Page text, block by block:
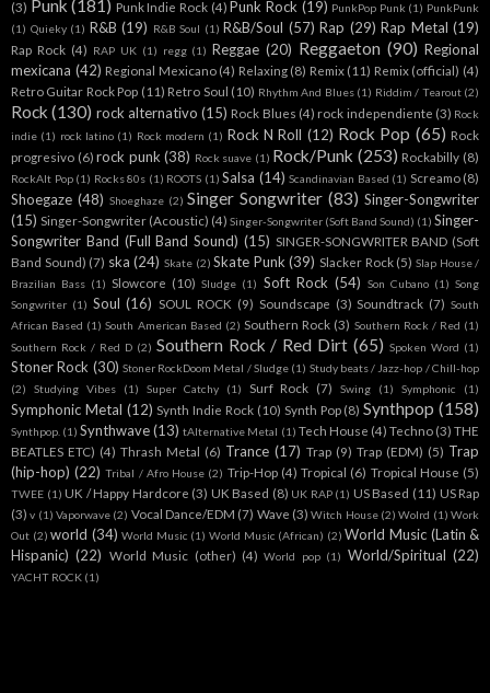
(3) Punk (181) Punk Indie Rock (4) Punk Rock (19) PunkPop Punk (1) PunkPunk
(1) Quieky (1) R&B (19) R&B Soul (1) R&B/Soul (57) Rap (29) Rap Metal (19)
Rap Rock (4) RAP UK (1) regg (1) Reggae (20) Reggaeton (90) Regional
mexicana (42) Regional Mexicano (4) Relaxing (8) Remix (11) Remix (official) (4)
Retro Guitar Rock Pop (11) Retro Soul (10) Rhythm And Blues (1) Riddim / Tearout (2)
Rock (130) rock alternativo (15) Rock Blues (4) rock independiente (3) Rock
indie (1) rock latino (1) Rock modern (1) Rock N Roll (12) Rock Pop (65) Rock
progresivo (6) rock punk (38) Rock suave (1) Rock/Punk (253) Rockabilly (8)
RockAlt Pop (1) Rocks 80s (1) ROOTS (1) Salsa (14) Scandinavian Based (1) Screamo (8)
Shoegaze (48) Shoeghaze (2) Singer Songwriter (83) Singer-Songwriter
(15) Singer-Songwriter (Acoustic) (4) Singer-Songwriter (Soft Band Sound) (1) Singer-
Songwriter Band (Full Band Sound) (15) SINGER-SONGWRITER BAND (Soft
Band Sound) (7) ska (24) Skate (2) Skate Punk (39) Slacker Rock (5) Slap House /
Brazilian Bass (1) Slowcore (10) Sludge (1) Soft Rock (54) Son Cubano (1) Song
Songwriter (1) Soul (16) SOUL ROCK (9) Soundscape (3) Soundtrack (7) South
African Based (1) South American Based (2) Southern Rock (3) Southern Rock / Red (1)
Southern Rock / Red D (2) Southern Rock / Red Dirt (65) Spoken Word (1)
Stoner Rock (30) Stoner RockDoom Metal / Sludge (1) Study beats / Jazz-hop / Chill-hop
(2)
Studying Vibes (1) Super Catchy (1) Surf Rock (7) Swing (1) Symphonic (1)
Symphonic Metal (12) Synth Indie Rock (10) Synth Pop (8) Synthpop (158)
Synthpop. (1) Synthwave (13) tAlternative Metal (1) Tech House (4) Techno (3) THE
BEATLES ETC) (4) Thrash Metal (6) Trance (17) Trap (9) Trap (EDM) (5) Trap
(hip-hop) (22) Tribal / Afro House (2) Trip-Hop (4) Tropical (6) Tropical House (5)
TWEE (1) UK / Happy Hardcore (3) UK Based (8) UK RAP (1) US Based (11) US Rap
(3) v (1) Vaporwave (2) Vocal Dance/EDM (7) Wave (3) Witch House (2) Wolrd (1) Work
Out (2) world (34) World Music (1) World Music (African) (2) World Music (Latin &
Hispanic) (22) World Music (other) (4) World pop (1) World/Spiritual (22)
YACHT ROCK (1)